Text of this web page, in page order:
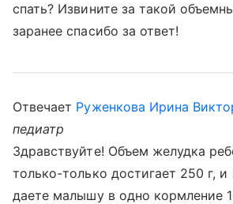
спать? Извините за такой
заранее спасибо за ответ!
Отвечает Руженкова Ирина
педиатр
Здравствуйте! Объем желудка
только-только достигает 250 г,
даете малышу в одно кормление